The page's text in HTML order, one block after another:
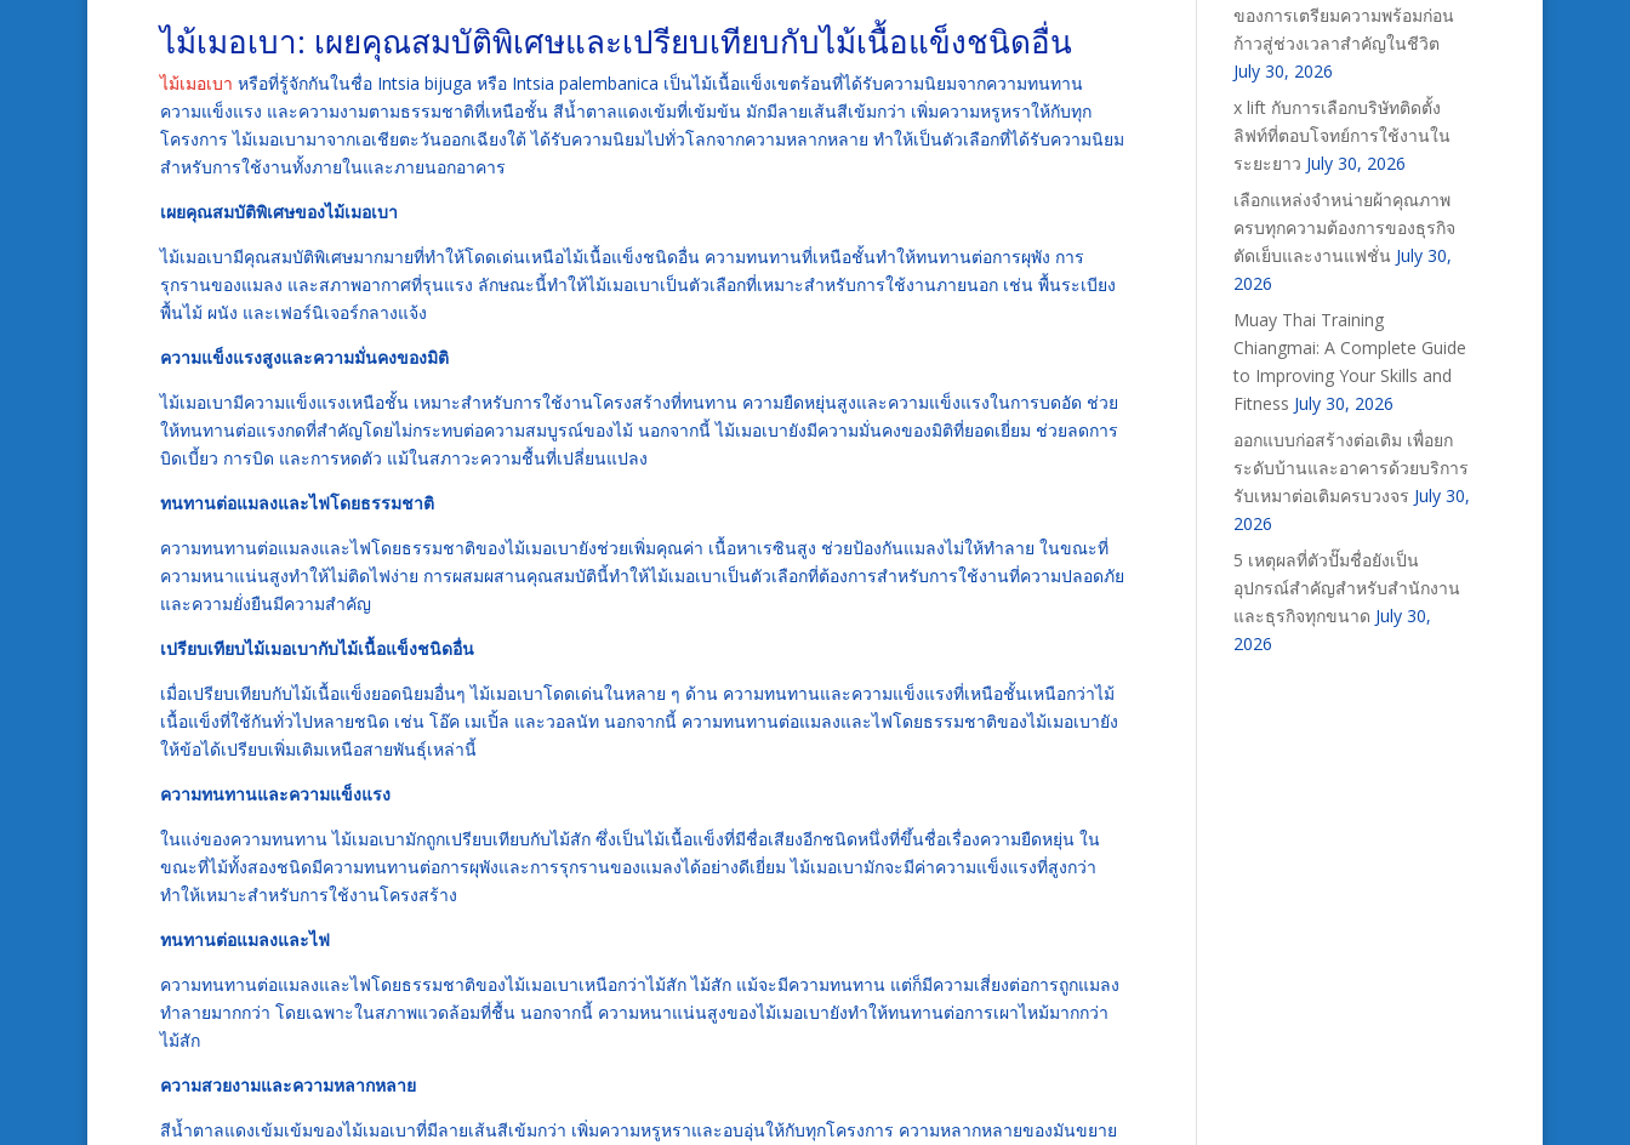
ไม้เมอเบา: เผยคุณสมบัติพิเศษและเปรียบเทียบกับไม้เนื้อแข็งชนิดอื่น
ไม้เมอเบา หรือที่รู้จักกันในชื่อ Intsia bijuga หรือ Intsia palembanica เป็นไม้เนื้อแข็งเขตร้อนที่ได้รับความนิยมจากความทนทาน
ความแข็งแรง และความงามตามธรรมชาติที่เหนือชั้น สีน้ำตาลแดงเข้มที่เข้มข้น มักมีลายเส้นสีเข้มกว่า เพิ่มความหรูหราให้กับทุก
โครงการ ไม้เมอเบามาจากเอเชียตะวันออกเฉียงใต้ ได้รับความนิยมไปทั่วโลกจากความหลากหลาย ทำให้เป็นตัวเลือกที่ได้รับความนิยม
สำหรับการใช้งานทั้งภายในและภายนอกอาคาร
เผยคุณสมบัติพิเศษของไม้เมอเบา
ไม้เมอเบามีคุณสมบัติพิเศษมากมายที่ทำให้โดดเด่นเหนือไม้เนื้อแข็งชนิดอื่น ความทนทานที่เหนือชั้นทำให้ทนทานต่อการผุพัง การ
รุกรานของแมลง และสภาพอากาศที่รุนแรง ลักษณะนี้ทำให้ไม้เมอเบาเป็นตัวเลือกที่เหมาะสำหรับการใช้งานภายนอก เช่น พื้นระเบียง
พื้นไม้ ผนัง และเฟอร์นิเจอร์กลางแจ้ง
ความแข็งแรงสูงและความมั่นคงของมิติ
ไม้เมอเบามีความแข็งแรงเหนือชั้น เหมาะสำหรับการใช้งานโครงสร้างที่ทนทาน ความยืดหยุ่นสูงและความแข็งแรงในการบดอัด ช่วย
ให้ทนทานต่อแรงกดที่สำคัญโดยไม่กระทบต่อความสมบูรณ์ของไม้ นอกจากนี้ ไม้เมอเบายังมีความมั่นคงของมิติที่ยอดเยี่ยม ช่วยลดการ
บิดเบี้ยว การบิด และการหดตัว แม้ในสภาวะความชื้นที่เปลี่ยนแปลง
ทนทานต่อแมลงและไฟโดยธรรมชาติ
ความทนทานต่อแมลงและไฟโดยธรรมชาติของไม้เมอเบายังช่วยเพิ่มคุณค่า เนื้อหาเรซินสูง ช่วยป้องกันแมลงไม่ให้ทำลาย ในขณะที่
ความหนาแน่นสูงทำให้ไม่ติดไฟง่าย การผสมผสานคุณสมบัตินี้ทำให้ไม้เมอเบาเป็นตัวเลือกที่ต้องการสำหรับการใช้งานที่ความปลอดภัย
และความยั่งยืนมีความสำคัญ
เปรียบเทียบไม้เมอเบากับไม้เนื้อแข็งชนิดอื่น
เมื่อเปรียบเทียบกับไม้เนื้อแข็งยอดนิยมอื่นๆ ไม้เมอเบาโดดเด่นในหลาย ๆ ด้าน ความทนทานและความแข็งแรงที่เหนือชั้นเหนือกว่าไม้
เนื้อแข็งที่ใช้กันทั่วไปหลายชนิด เช่น โอ๊ค เมเปิ้ล และวอลนัท นอกจากนี้ ความทนทานต่อแมลงและไฟโดยธรรมชาติของไม้เมอเบายัง
ให้ข้อได้เปรียบเพิ่มเติมเหนือสายพันธุ์เหล่านี้
ความทนทานและความแข็งแรง
ในแง่ของความทนทาน ไม้เมอเบามักถูกเปรียบเทียบกับไม้สัก ซึ่งเป็นไม้เนื้อแข็งที่มีชื่อเสียงอีกชนิดหนึ่งที่ขึ้นชื่อเรื่องความยืดหยุ่น ใน
ขณะที่ไม้ทั้งสองชนิดมีความทนทานต่อการผุพังและการรุกรานของแมลงได้อย่างดีเยี่ยม ไม้เมอเบามักจะมีค่าความแข็งแรงที่สูงกว่า
ทำให้เหมาะสำหรับการใช้งานโครงสร้าง
ทนทานต่อแมลงและไฟ
ความทนทานต่อแมลงและไฟโดยธรรมชาติของไม้เมอเบาเหนือกว่าไม้สัก ไม้สัก แม้จะมีความทนทาน แต่ก็มีความเสี่ยงต่อการถูกแมลง
ทำลายมากกว่า โดยเฉพาะในสภาพแวดล้อมที่ชื้น นอกจากนี้ ความหนาแน่นสูงของไม้เมอเบายังทำให้ทนทานต่อการเผาไหม้มากกว่า
ไม้สัก
ความสวยงามและความหลากหลาย
สีน้ำตาลแดงเข้มเข้มของไม้เมอเบาที่มีลายเส้นสีเข้มกว่า เพิ่มความหรูหราและอบอุ่นให้กับทุกโครงการ ความหลากหลายของมันขยาย
ของการเตรียมความพร้อมก่อน
ก้าวสู่ช่วงเวลาสำคัญในชีวิต
July 30, 2026
x lift กับการเลือกบริษัทติดตั้ง
ลิฟท์ที่ตอบโจทย์การใช้งานใน
ระยะยาว July 30, 2026
เลือกแหล่งจำหน่ายผ้าคุณภาพ
ครบทุกความต้องการของธุรกิจ
ตัดเย็บและงานแฟชั่น July 30,
2026
Muay Thai Training
Chiangmai: A Complete Guide
to Improving Your Skills and
Fitness July 30, 2026
ออกแบบก่อสร้างต่อเติม เพื่อยก
ระดับบ้านและอาคารด้วยบริการ
รับเหมาต่อเติมครบวงจร July 30,
2026
5 เหตุผลที่ตัวปั๊มชื่อยังเป็น
อุปกรณ์สำคัญสำหรับสำนักงาน
และธุรกิจทุกขนาด July 30,
2026